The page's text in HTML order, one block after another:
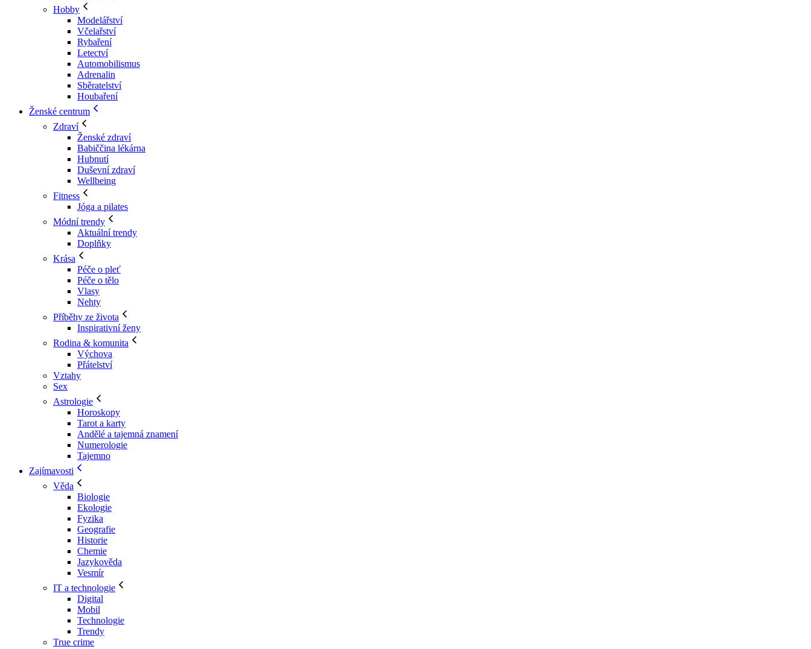
Hobby
Modelářství
Včelařství
Rybaření
Letectví
Automobilismus
Adrenalin
Sběratelství
Houbaření
Ženské centrum
Zdraví
Ženské zdraví
Babiččina lékárna
Hubnutí
Duševní zdraví
Wellbeing
Fitness
Jóga a pilates
Módní trendy
Aktuální trendy
Doplňky
Krása
Péče o pleť
Péče o tělo
Vlasy
Nehty
Příběhy ze života
Inspirativní ženy
Rodina & komunita
Výchova
Přátelství
Vztahy
Sex
Astrologie
Horoskopy
Tarot a karty
Andělé a tajemná znamení
Numerologie
Tajemno
Zajímavosti
Věda
Biologie
Ekologie
Fyzika
Geografie
Historie
Chemie
Jazykověda
Vesmír
IT a technologie
Digital
Mobil
Technologie
Trendy
True crime